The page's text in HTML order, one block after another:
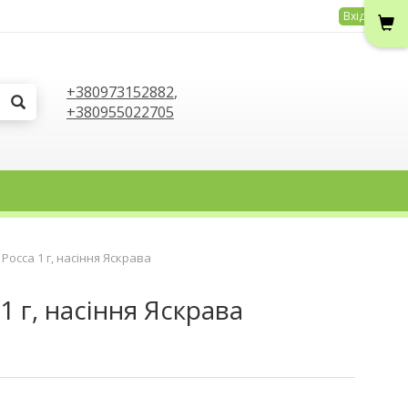
Вхід
+380973152882,
+380955022705
1 г, насіння Яскрава
г, насіння Яскрава